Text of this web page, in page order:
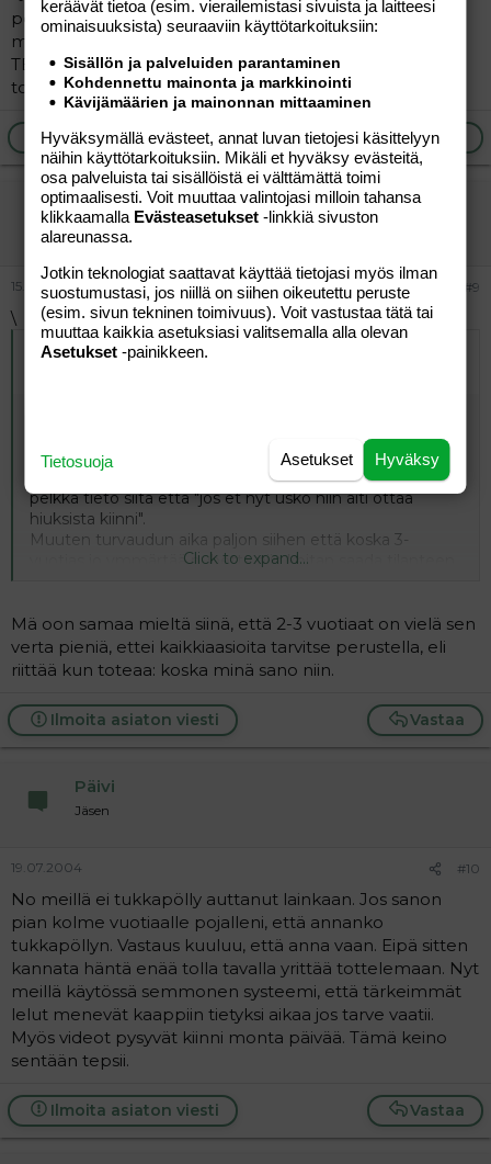
peseen hampaat, kuka ehtii... yks, kaks, kolme..." ja
molemmat kipittää kilpaa pesulle. EI TIETTY AINA
TEHOO. Kun käyttää vähän vaihtelevia komentoja
tottelevat välillä vahingossa. valmiit, paikoille, nyt!
Vastaa
Ilmoita asiaton viesti
pinguviini
15.07.2004 #9
\
Alkuperäinen kirjoittaja
kun otti muutamasta hiuksesta kiinni ja nipisti,tietää nyt
että se sattuu.Tähän on siis turvauduttu muutaman
kerran , äärimmäisessä tilanteessa ja useimmiten riittää
pelkkä tieto siitä että "jos et nyt usko niin äiti ottaa
hiuksista kiinni".
Muuten turvaudun aika paljon siihen että koska 3-
vuotias jo ymmärtää puhetta niin koitan saada tilanteen
ole aikaa jutella ja perustella...sehän oliskin ihanteellista!!
Meidän mielestä 3-vuotias on kuitenkin niin pieni että
joissakin asioissa syyksi totella riittää se että "koska minä
Click to expand...
Mä oon samaa mieltä siinä, että 2-3 vuotiaat on vielä sen
verta pieniä, ettei kaikkiaasioita tarvitse perustella, eli
riittää kun toteaa: koska minä sano niin.
Vastaa
Ilmoita asiaton viesti
Päivi
Jäsen
19.07.2004 #10
No meillä ei tukkapölly auttanut lainkaan. Jos sanon
pian kolme vuotiaalle pojalleni, että annanko
tukkapöllyn. Vastaus kuuluu, että anna vaan. Eipä sitten
kannata häntä enää tolla tavalla yrittää tottelemaan. Nyt
meillä käytössä semmonen systeemi, että tärkeimmät
lelut menevät kaappiin tietyksi aikaa jos tarve vaatii.
Myös videot pysyvät kiinni monta päivää. Tämä keino
sentään tepsii.
Vastaa
Ilmoita asiaton viesti
keräävät tietoa (esim. vierailemis­tasi sivuista ja laitteesi
ominaisuuk­sista) seuraaviin käyttötarkoituksiin:
Sisällön ja palveluiden parantaminen
Kohdennettu mainonta ja markkinointi
Kävijämäärien ja mainonnan mittaaminen
Hyväksymällä evästeet, annat luvan tietojesi käsittelyyn
näihin käyttötarkoituksiin. Mikäli et hyväksy evästeitä,
osa palveluista tai sisällöistä ei välttämättä toimi
optimaalisesti. Voit muuttaa valintojasi milloin tahansa
klikkaamalla Evästeasetukset -linkkiä sivuston
alareunassa.
Jotkin teknologiat saattavat käyttää tietojasi myös ilman
suostumustasi, jos niillä on siihen oikeutettu peruste
(esim. sivun tekninen toimivuus). Voit vastustaa tätä tai
muuttaa kaikkia asetuksiasi valitsemalla alla olevan
Asetukset -painikkeen.
Hyväksy
Asetukset
Tietosuoja